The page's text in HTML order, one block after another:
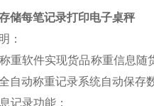
储每笔记录打印电子桌秤
：
重软件实现货品称重信息
自动称重记录系统自动保存
记录功能；